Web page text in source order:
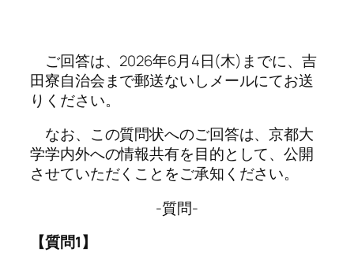
ご回答は、2026年6月4日(木)までに、吉
田寮自治会まで郵送ないしメールにてお送
りください。
なお、この質問状へのご回答は、京都大
学学内外への情報共有を目的として、公開
させていただくことをご承知ください。
-質問-
【質問1】